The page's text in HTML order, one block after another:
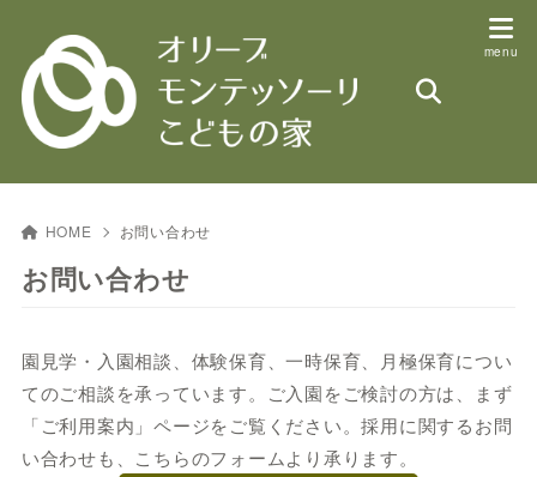
HOME お問い合わせ
お問い合わせ
園見学・入園相談、体験保育、一時保育、月極保育につい
てのご相談を承っています。ご入園をご検討の方は、まず
「ご利用案内」ページをご覧ください。採用に関するお問
い合わせも、こちらのフォームより承ります。